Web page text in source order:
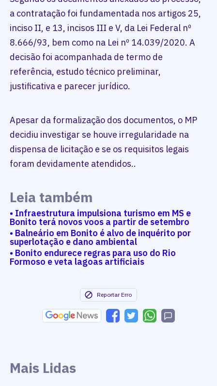
a contratação foi fundamentada nos artigos 25,
inciso II, e 13, incisos III e V, da Lei Federal nº
8.666/93, bem como na Lei nº 14.039/2020. A
decisão foi acompanhada de termo de
referência, estudo técnico preliminar,
justificativa e parecer jurídico.
Apesar da formalização dos documentos, o MP
decidiu investigar se houve irregularidade na
dispensa de licitação e se os requisitos legais
foram devidamente atendidos..
Leia também
• Infraestrutura impulsiona turismo em MS e
Bonito terá novos voos a partir de setembro
• Balneário em Bonito é alvo de inquérito por
superlotação e dano ambiental
• Bonito endurece regras para uso do Rio
Formoso e veta lagoas artificiais
Reportar Erro
Mais Lidas